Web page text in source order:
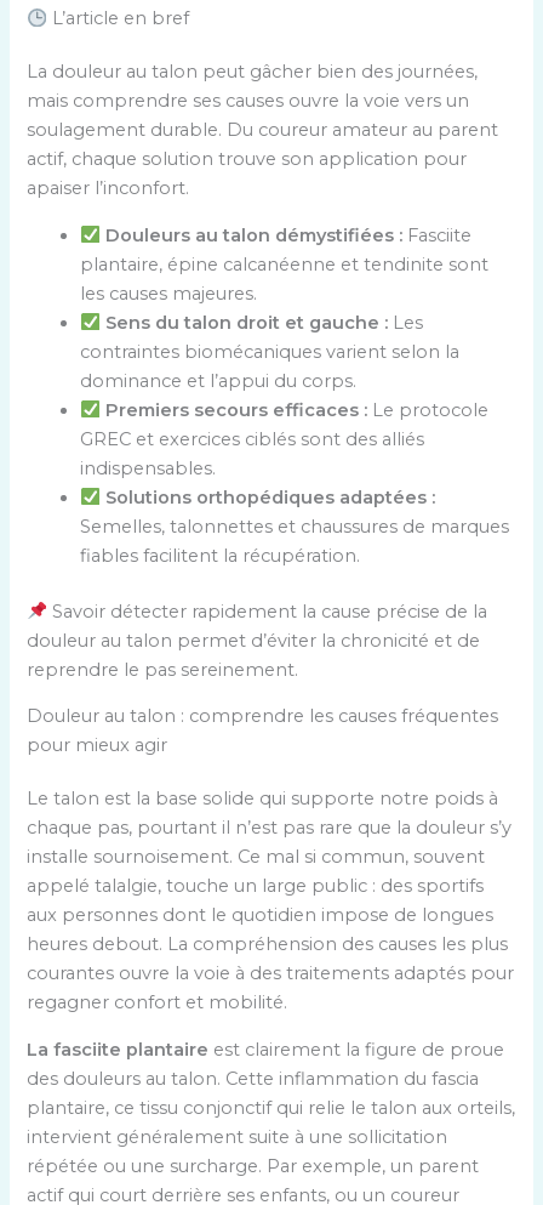
Tendon D'achille,pour
d'Achille,Fasciite
Plantaire(S)
L’article en bref
La douleur au talon peut gâcher bien des journées,
mais comprendre ses causes ouvre la voie vers un
soulagement durable. Du coureur amateur au parent
actif, chaque solution trouve son application pour
apaiser l’inconfort.
Douleurs au talon démystifiées :Fasciite
plantaire, épine calcanéenne et tendinite sont
les causes majeures.
Sens du talon droit et gauche :Les
contraintes biomécaniques varient selon la
dominance et l’appui du corps.
Premiers secours efficaces :Le protocole
GREC et exercices ciblés sont des alliés
indispensables.
Solutions orthopédiques adaptées :
Semelles, talonnettes et chaussures de marques
fiables facilitent la récupération.
Savoir détecter rapidement la cause précise de la
douleur au talon permet d’éviter la chronicité et de
reprendre le pas sereinement.
Douleur au talon : comprendre les causes fréquentes
pour mieux agir
Le talon est la base solide qui supporte notre poids à
chaque pas, pourtant il n’est pas rare que la douleur s’y
installe sournoisement. Ce mal si commun, souvent
appelé talalgie, touche un large public : des sportifs
aux personnes dont le quotidien impose de longues
heures debout. La compréhension des causes les plus
courantes ouvre la voie à des traitements adaptés pour
regagner confort et mobilité.
La fasciite plantaire est clairement la figure de proue
des douleurs au talon. Cette inflammation du fascia
plantaire, ce tissu conjonctif qui relie le talon aux orteils,
intervient généralement suite à une sollicitation
répétée ou une surcharge. Par exemple, un parent
actif qui court derrière ses enfants, ou un coureur